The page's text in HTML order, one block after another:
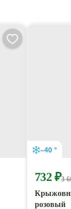
–40 °
732 ₽3
розовый